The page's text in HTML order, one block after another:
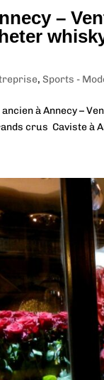
–
,Sports -
à Annecy –
crus Caviste